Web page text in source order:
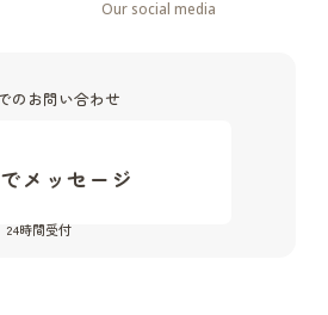
Our social media
のお問い合わせ
メッセージ
24時間受付